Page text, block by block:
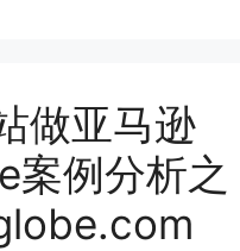
做亚马逊
例分析之